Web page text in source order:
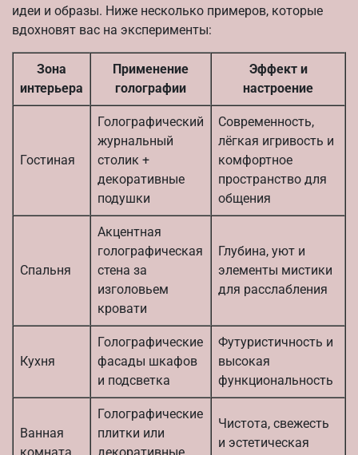
идеи и образы. Ниже несколько примеров, которые
вдохновят вас на эксперименты:
Зона
интерьера
Применение
голографии
Эффект и
настроение
Гостиная
Голографический
журнальный
столик +
декоративные
подушки
Современность,
лёгкая игривость и
комфортное
пространство для
общения
Спальня
Акцентная
голографическая
стена за
изголовьем
кровати
Глубина, уют и
элементы мистики
для расслабления
Кухня
Голографические
фасады шкафов
и подсветка
Футуристичность и
высокая
функциональность
Ванная
комната
Голографические
плитки или
декоративные
Чистота, свежесть
и эстетическая